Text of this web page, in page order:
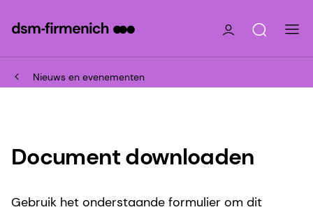
Nieuws en evenementen
Document downloaden
Gebruik het onderstaande formulier om dit